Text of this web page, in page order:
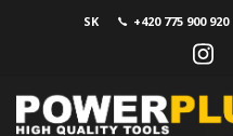
SK +420 775 900 920